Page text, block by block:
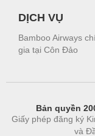
DỊCH VỤ
Bamboo Airways
gia tại Côn Đảo
Bản quyền
Giấy phép đăng ký
và